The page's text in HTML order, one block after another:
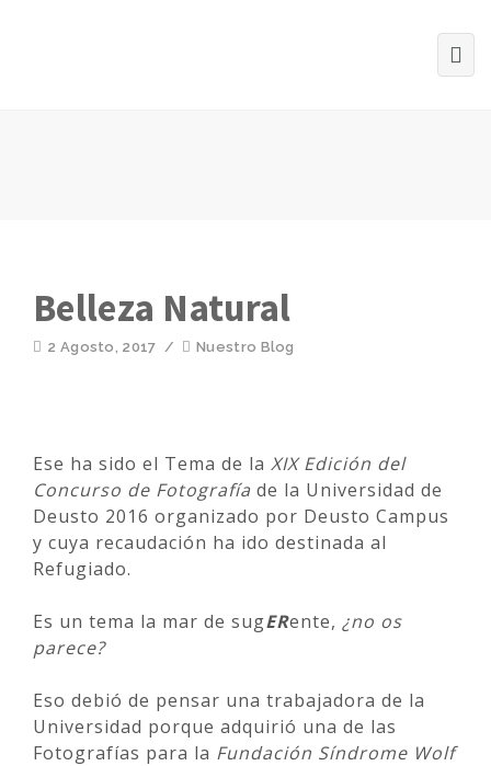
Belleza Natural
2 Agosto, 2017 / Nuestro Blog
Ese ha sido el Tema de la XIX Edición del
Concurso de Fotografía de la Universidad de
Deusto 2016 organizado por Deusto Campus
y cuya recaudación ha ido destinada al
Refugiado.
Es un tema la mar de sugERente, ¿no os
parece?
Eso debió de pensar una trabajadora de la
Universidad porque adquirió una de las
Fotografías para la Fundación Síndrome Wolf